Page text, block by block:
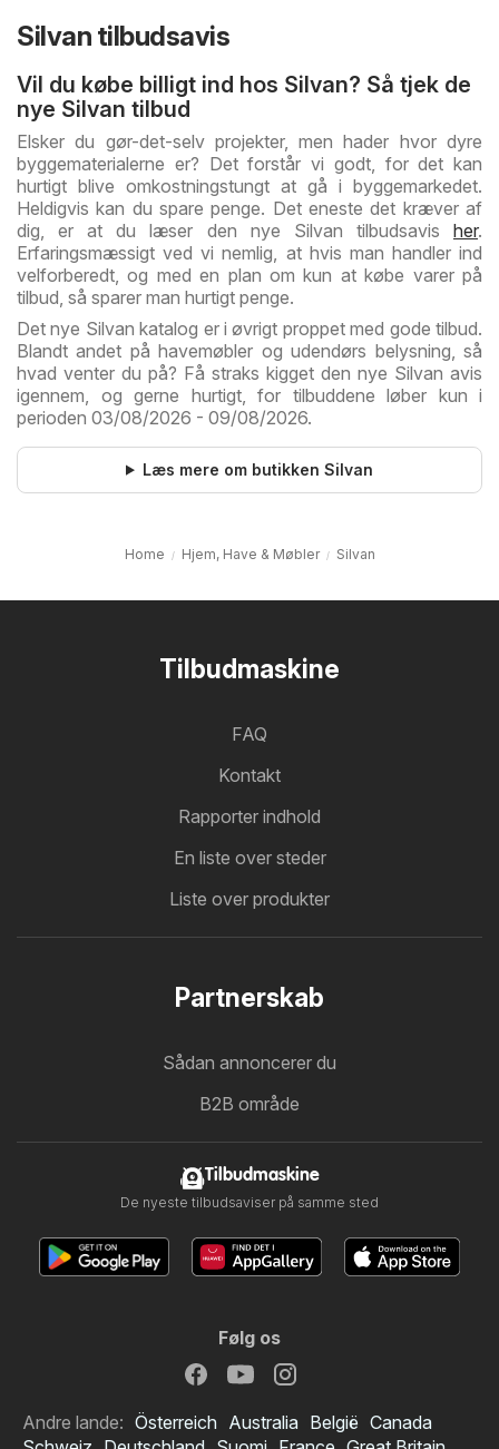
Silvan tilbudsavis
Vil du købe billigt ind hos Silvan? Så tjek de
nye Silvan tilbud
Elsker du gør-det-selv projekter, men hader hvor dyre
byggematerialerne er? Det forstår vi godt, for det kan
hurtigt blive omkostningstungt at gå i byggemarkedet.
Heldigvis kan du spare penge. Det eneste det kræver af
dig, er at du læser den nye Silvan tilbudsavis her.
Erfaringsmæssigt ved vi nemlig, at hvis man handler ind
velforberedt, og med en plan om kun at købe varer på
tilbud, så sparer man hurtigt penge.
Det nye Silvan katalog er i øvrigt proppet med gode tilbud.
Blandt andet på havemøbler og udendørs belysning, så
hvad venter du på? Få straks kigget den nye Silvan avis
igennem, og gerne hurtigt, for tilbuddene løber kun i
perioden 03/08/2026 - 09/08/2026.
Læs mere om butikken Silvan
Home Hjem, Have & Møbler Silvan
Tilbudmaskine
FAQ
Kontakt
Rapporter indhold
En liste over steder
Liste over produkter
Partnerskab
Sådan annoncerer du
B2B område
Tilbudmaskine
De nyeste tilbudsaviser på samme sted
Følg os
Andre lande: Österreich Australia België Canada